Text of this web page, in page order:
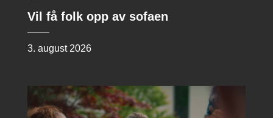
Vil få folk opp av sofaen
3. august 2026